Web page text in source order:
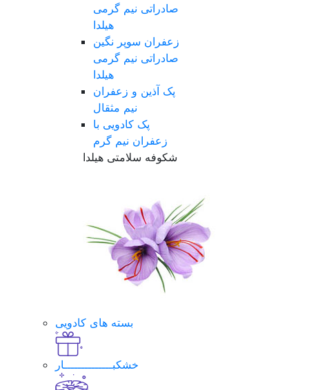
صادراتی نیم گرمی
هیلدا
زعفران سوپر نگین
صادراتی نیم گرمی
هیلدا
پک آذین و زعفران
نیم مثقال
پک کادویی با
زعفران نیم گرم
شکوفه سلامتی هیلدا
بسته های کادویی
خشکبــــــــــــــار